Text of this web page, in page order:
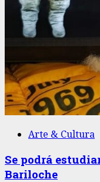
Arte & Cultura
Se podrá
Bariloche